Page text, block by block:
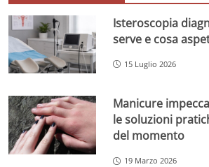
Isteroscopia
serve e cosa
15 Luglio 2026
Manicure
le soluzioni
del momento
19 Marzo 2026